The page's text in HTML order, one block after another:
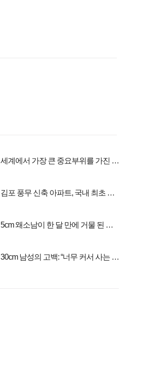
세계에서 가장 큰 중요부위를 가진 남
김포 풍무 신축 아파트, 국내 최초 반
5cm 왜소남이 한 달 만에 거물 된 사
30cm 남성의 고백: “너무 커서 사는 게